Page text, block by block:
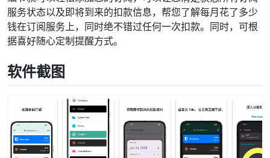
服务状态以及即将到来的扣款信息，帮您了解每月花了多少
钱在订阅服务上，同时绝不错过任何一次扣款。同时，可根
据喜好随心定制提醒方式。
软件截图